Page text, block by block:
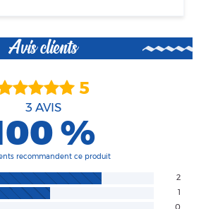
Avis clients
5
3 AVIS
%
recommandent ce produit
2
1